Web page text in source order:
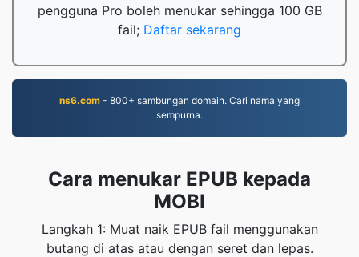
pengguna Pro boleh menukar sehingga 100 GB
fail; Daftar sekarang
ns6.com - 800+ sambungan domain. Cari nama yang
sempurna.
Cara menukar EPUB kepada
MOBI
Langkah 1: Muat naik EPUB fail menggunakan
butang di atas atau dengan seret dan lepas.